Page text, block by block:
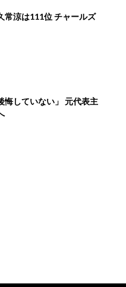
常涼は111位 チャールズ
悔していない」 元代表主